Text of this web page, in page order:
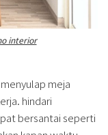
interior
meja
hindari
bersantai seperti